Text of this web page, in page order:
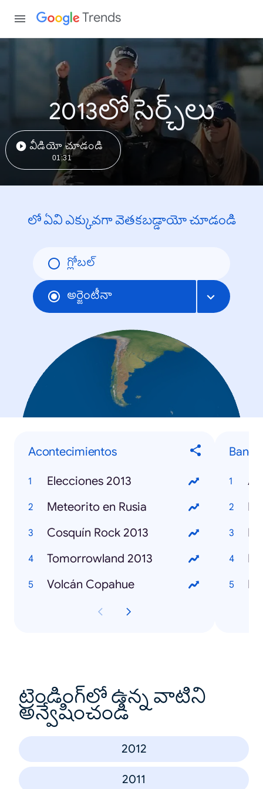
Trends
2013లో సెర్చ్‌లు
వీడియో చూడండి
01:31
లో ఏవి ఎక్కువగా వెతకబడ్డాయో చూడండి
గ్లోబల్
అర్జెంటీనా
Acontecimientos
Elecciones 2013
Meteorito en Rusia
Cosquín Rock 2013
Tomorrowland 2013
Volcán Copahue
ట్రెండింగ్‌లో ఉన్న వాటిని
అన్వేషించండి
2012
2011